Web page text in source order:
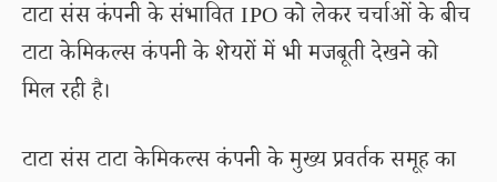
टाटा संस कंपनी के संभावित IPO को लेकर चर्चाओं के बीच
टाटा केमिकल्स कंपनी के शेयरों में भी मजबूती देखने को
मिल रही है।
टाटा संस टाटा केमिकल्स कंपनी के मुख्य प्रवर्तक समूह का